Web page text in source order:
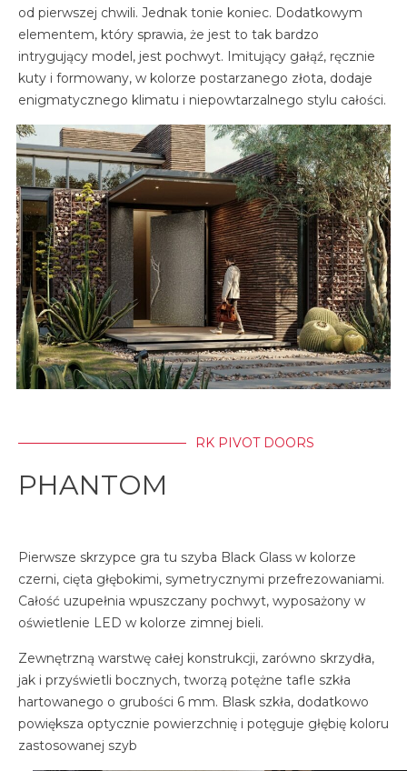
od pierwszej chwili. Jednak tonie koniec. Dodatkowym
elementem, który sprawia, że jest to tak bardzo
intrygujący model, jest pochwyt. Imitujący gałąź, ręcznie
kuty i formowany, w kolorze postarzanego złota, dodaje
enigmatycznego klimatu i niepowtarzalnego stylu całości.
RK PIVOT DOORS
PHANTOM
Pierwsze skrzypce gra tu szyba Black Glass w kolorze
czerni, cięta głębokimi, symetrycznymi przefrezowaniami.
Całość uzupełnia wpuszczany pochwyt, wyposażony w
oświetlenie LED w kolorze zimnej bieli.
Zewnętrzną warstwę całej konstrukcji, zarówno skrzydła,
jak i przyświetli bocznych, tworzą potężne tafle szkła
hartowanego o grubości 6 mm. Blask szkła, dodatkowo
powiększa optycznie powierzchnię i potęguje głębię koloru
zastosowanej szyb